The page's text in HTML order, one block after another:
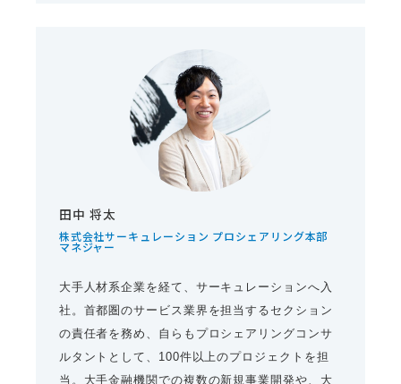
田中 将太
株式会社サーキュレーション プロシェアリング本部
マネジャー
大手人材系企業を経て、サーキュレーションへ入
社。首都圏のサービス業界を担当するセクション
の責任者を務め、自らもプロシェアリングコンサ
ルタントとして、100件以上のプロジェクトを担
当。大手金融機関での複数の新規事業開発や、大